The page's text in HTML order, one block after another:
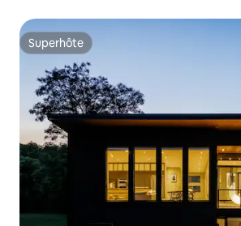
Superhôte
Superhôte